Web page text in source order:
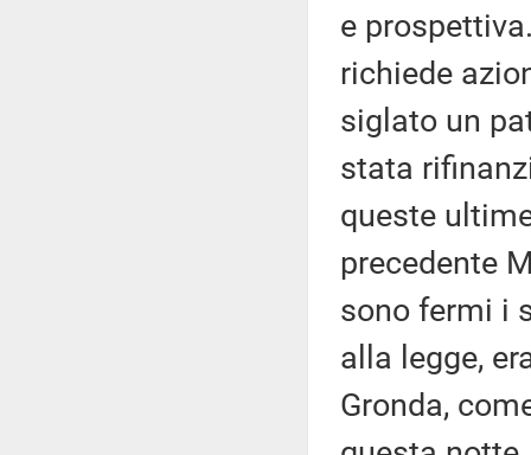
e
richiede
siglato un
stata
queste
precedente
sono fermi i
alla legge,
Gronda,